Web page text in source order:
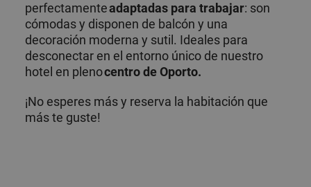
perfectamenteadaptadas para trabajar: son
cómodas y disponen de balcón y una
decoración moderna y sutil. Ideales para
desconectar en el entorno único de nuestro
hotel en plenocentro de Oporto.
¡No esperes más y reserva la habitación que
más te guste!